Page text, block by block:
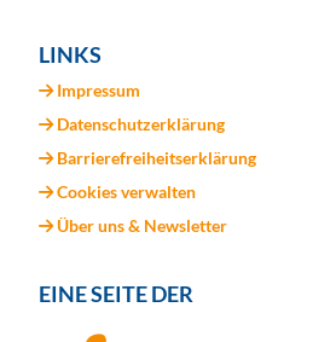
LINKS
Impressum
Datenschutzerklärung
Barrierefreiheitserklärung
Cookies verwalten
Über uns & Newsletter
EINE SEITE DER